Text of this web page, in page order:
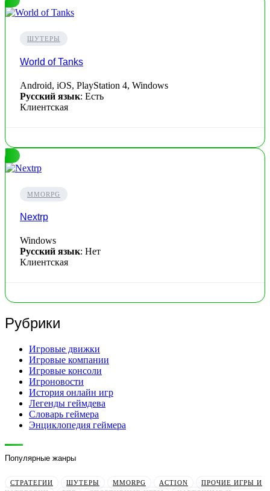
ШУТЕРЫ
World of Tanks
Android, iOS, PlayStation 4, Windows
Русский язык: Есть
Клиентская
MMORPG
Nextrp
Windows
Русский язык: Нет
Клиентская
Рубрики
Игровые движки
Игровые компании
Игровые консоли
Игроновости
История онлайн игр
Легенды геймдева
Словарь геймера
Энциклопедия геймера
Популярные жанры
СТРАТЕГИИ ШУТЕРЫ MMORPG ACTION
ПРОЧИЕ ИГРЫ И